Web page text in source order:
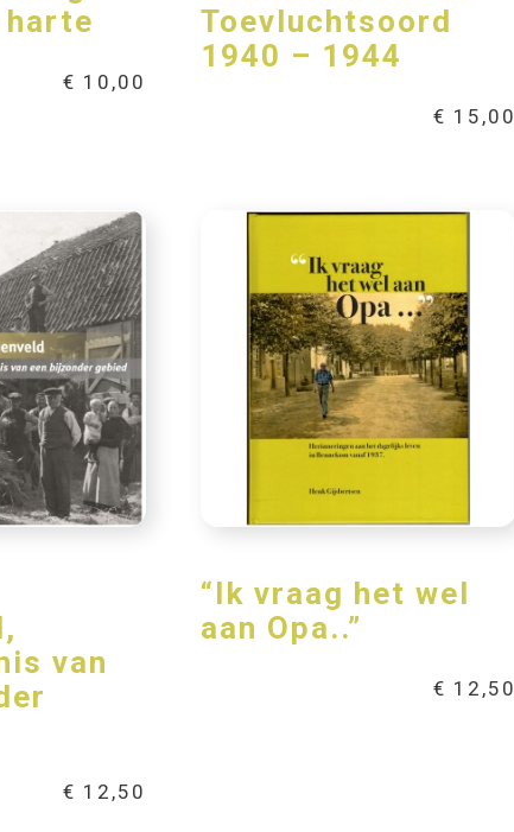
€ 10,00
Toevluchtsoord
1940 – 1944
€ 15,00
van
€ 12,50
“Ik vraag het wel
aan Opa..”
€ 12,50